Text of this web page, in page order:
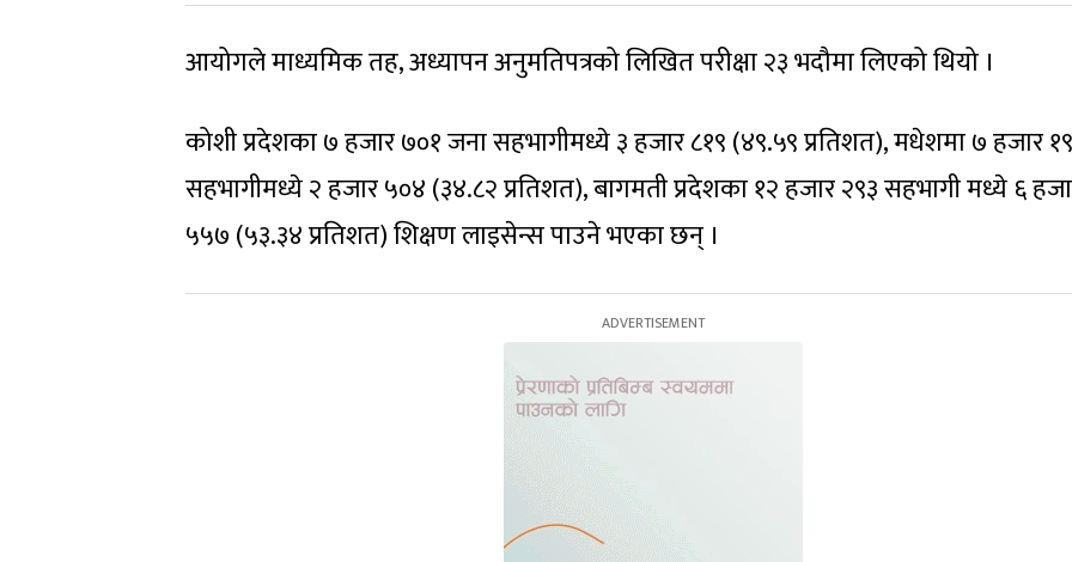
आयोगले माध्यमिक तह, अध्यापन अनुमतिपत्रको लिखित परीक्षा २३ भदौमा लिएको थियो ।
कोशी प्रदेशका ७ हजार ७०१ जना सहभागीमध्ये ३ हजार ८१९ (४९.५९ प्रतिशत), मधेशमा ७ हजार
सहभागीमध्ये २ हजार ५०४ (३४.८२ प्रतिशत), बागमती प्रदेशका १२ हजार २९३ सहभागी मध्ये ६
५५७ (५३.३४ प्रतिशत) शिक्षण लाइसेन्स पाउने भएका छन् ।